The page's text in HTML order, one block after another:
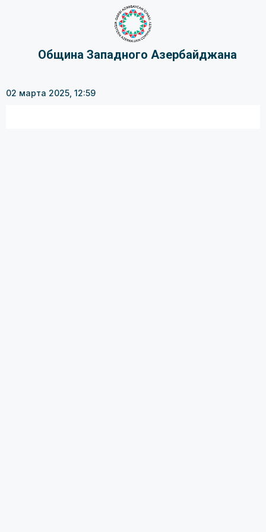
Община Западного Азербайджана
02 марта 2025, 12:59